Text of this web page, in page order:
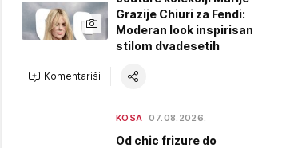
Grazije Chiuri za Fendi:
Moderan look inspirisan
stilom dvadesetih
Komentariši
KOSA 07.08.2026.
Od chic frizure do